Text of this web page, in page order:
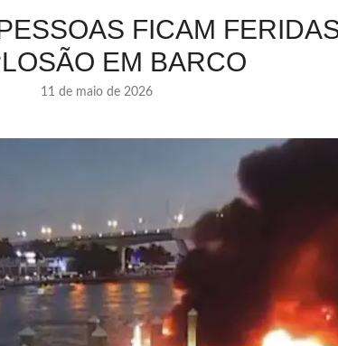
FICAM
EM BARCO
11 de maio de 2026